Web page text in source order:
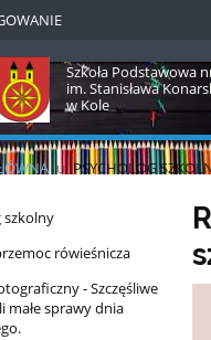
Szkoła Podstawowa
im. Stanisława
w Kole
u PSYCHOLOG
szkolny
rówieśnicza
- Szczęśliwe
małe sprawy dnia